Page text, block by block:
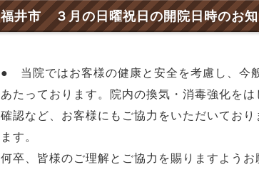
福井市 ３月の日曜祝日の開院日時のお
● 当院ではお客様の健康と安全を考慮し、今
あたっております。院内の換気・消毒強化を
確認など、お客様にもご協力をいただいてお
ます。
何卒、皆様のご理解とご協力を賜りますようお